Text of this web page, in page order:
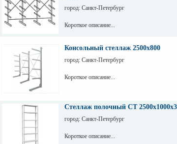
город: Санкт-Петербург
Короткое описание...
Консольный стеллаж 2500х800
город: Санкт-Петербург
Короткое описание...
Стеллаж полочный СТ
город: Санкт-Петербург
Короткое описание...